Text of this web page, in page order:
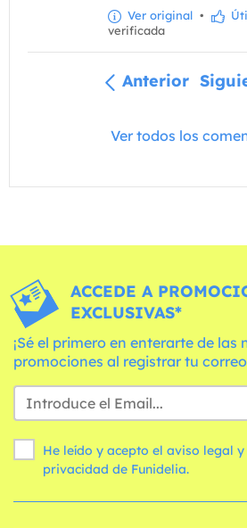
Ver original •
verificada
Anterior
Ver todos los
ACCEDE A
EXCLUSIVAS*
¡Sé el primero en enterarte de las
promociones al registrar tu
He leído y acepto el aviso legal y
privacidad de Funidelia.